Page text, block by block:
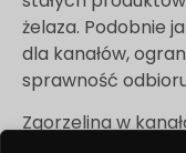
żelaza. Podobnie
dla kanałów,
sprawność
Zgorzelina w